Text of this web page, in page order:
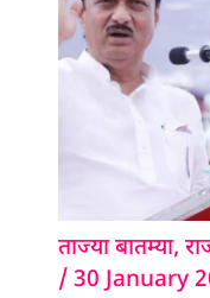
ताज्या बातम्या,
/30 January